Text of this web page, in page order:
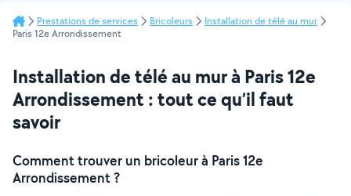
Prestations de services Bricoleurs
Installation de télé au mur
Paris 12e Arrondissement
Installation de télé au mur à Paris 12e
Arrondissement : tout ce qu’il faut
savoir
Comment trouver un bricoleur à Paris 12e
Arrondissement ?